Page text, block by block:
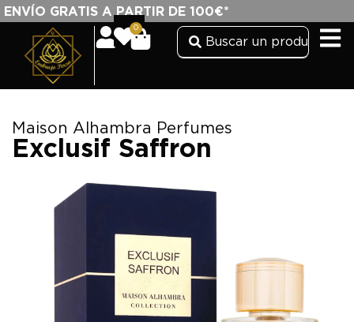
ENVÍO GRATIS A PARTIR DE 100€*
0
Maison Alhambra Perfumes
Exclusif Saffron